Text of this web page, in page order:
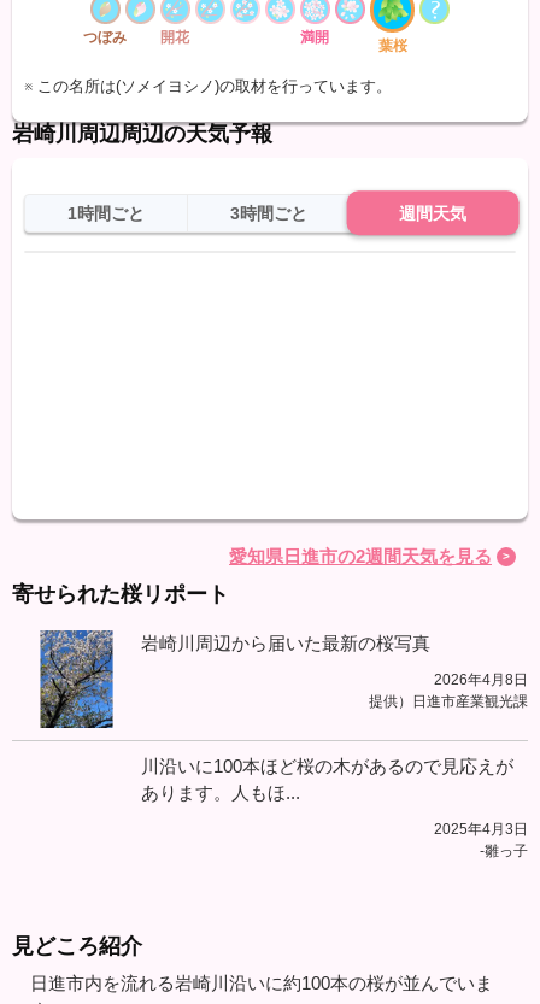
つぼみ 開花 満開 葉桜
※ この名所は(ソメイヨシノ)の取材を行っています。
岩崎川周辺周辺の天気予報
1時間ごと 3時間ごと 週間天気
愛知県日進市の2週間天気を見る
寄せられた桜リポート
岩崎川周辺から届いた最新の桜写真
2026年4月8日
提供）日進市産業観光課
川沿いに100本ほど桜の木があるので見応えが
あります。人もほ...
2025年4月3日
-雛っ子
見どころ紹介
日進市内を流れる岩崎川沿いに約100本の桜が並んでいま